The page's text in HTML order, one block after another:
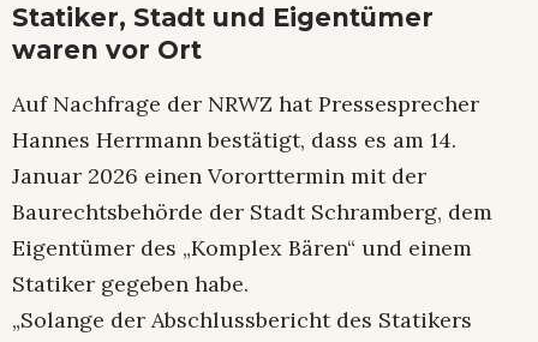
Statiker, Stadt und Eigentümer
waren vor Ort
Auf Nachfrage der NRWZ hat Pressesprecher
Hannes Herrmann bestätigt, dass es am 14.
Januar 2026 einen Vororttermin mit der
Baurechtsbehörde der Stadt Schramberg, dem
Eigentümer des „Komplex Bären“ und einem
Statiker gegeben habe.
„Solange der Abschlussbericht des Statikers